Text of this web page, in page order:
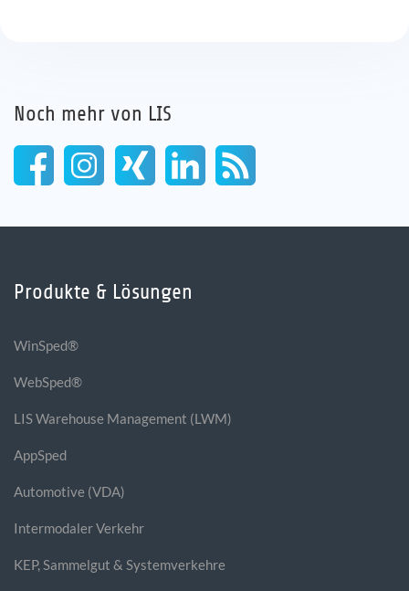
Noch mehr von LIS
Produkte & Lösungen
WinSped®
WebSped®
LIS Warehouse Management (LWM)
AppSped
Automotive (VDA)
Intermodaler Verkehr
KEP, Sammelgut & Systemverkehre